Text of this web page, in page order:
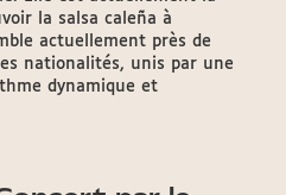
la salsa caleña à
actuellement près de
nationalités, unis par une
dynamique et